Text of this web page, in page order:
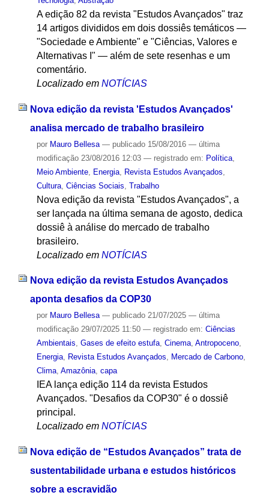
A edição 82 da revista "Estudos Avançados" traz
14 artigos divididos em dois dossiês temáticos —
"Sociedade e Ambiente" e "Ciências, Valores e
Alternativas I" — além de sete resenhas e um
comentário.
Localizado em NOTÍCIAS
Nova edição da revista 'Estudos Avançados'
analisa mercado de trabalho brasileiro
por Mauro Bellesa — publicado15/08/2016 — última
modificação23/08/2016 12:03 — registrado em: Política,
Meio Ambiente, Energia, Revista Estudos Avançados
Cultura, Ciências Sociais Trabalho
Nova edição da revista "Estudos Avançados", a
ser lançada na última semana de agosto, dedica
dossiê à análise do mercado de trabalho
brasileiro.
Localizado em NOTÍCIAS
Nova edição da revista Estudos Avançados
aponta desafios da COP30
por Mauro Bellesa — publicado21/07/2025 — última
modificação29/07/2025 11:50 — registrado em: Ciências
Ambientais, Gases de efeito estufa, Cinema, Antropoceno,
Energia, Revista Estudos Avançados, Mercado de Carbono,
Clima, Amazônia, capa
IEA lança edição 114 da revista Estudos
Avançados. "Desafios da COP30" é o dossiê
principal.
Localizado em NOTÍCIAS
Nova edição de “Estudos Avançados” trata de
sustentabilidade urbana e estudos históricos
sobre a escravidão